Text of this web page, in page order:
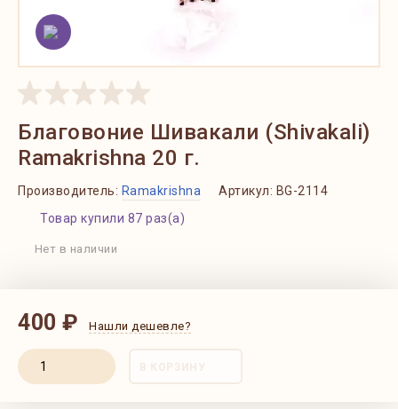
Благовоние Шивакали (Shivakali)
Ramakrishna 20 г.
Производитель: Ramakrishna Артикул: BG-2114
Товар купили 87 раз(а)
Нет в наличии
400 ₽ Нашли дешевле?
В КОРЗИНУ